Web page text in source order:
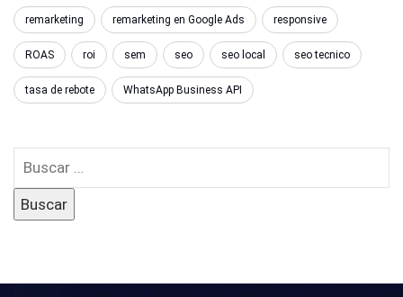
remarketing remarketing en Google Ads responsive
ROAS roi sem seo seo local seo tecnico
tasa de rebote WhatsApp Business API